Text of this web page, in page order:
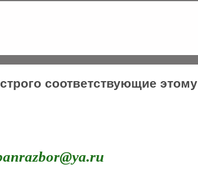
соответствующие этому